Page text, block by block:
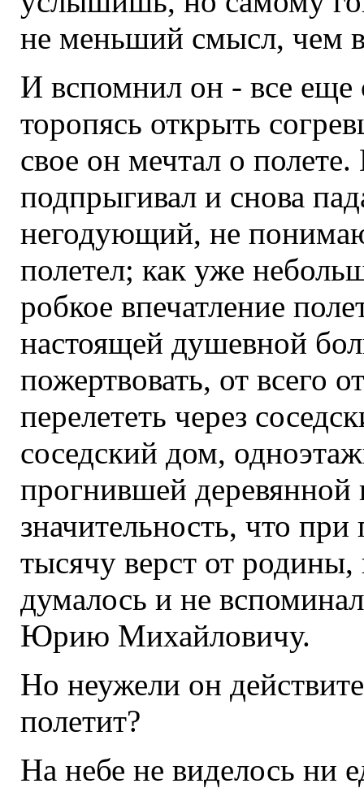
не меньший смысл, чем в
И вспомнил он - все еще
торопясь открыть
свое он мечтал о
подпрыгивал и снова
негодующий, не
полетел; как уже
робкое впечатление
настоящей душевной
пожертвовать, от всего
перелететь через
соседский дом,
прогнившей
значительность, что
тысячу верст от
думалось и не
Юрию Михайловичу.
Но неужели он
полетит?
На небе не виделось ни